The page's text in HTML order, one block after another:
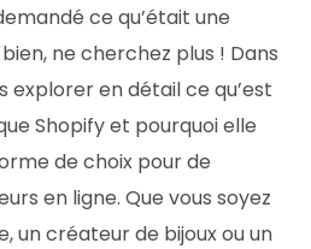
ce qu’était une
ne cherchez plus ! Dans
explorer en détail ce qu’est
Shopify et pourquoi elle
de choix pour de
en ligne. Que vous soyez
un créateur de bijoux ou un